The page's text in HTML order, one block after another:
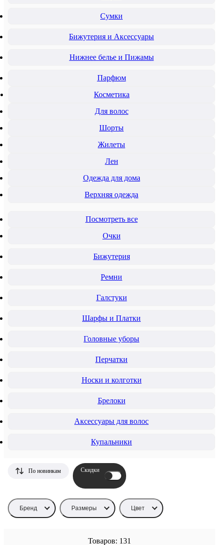
Сумки
Бижутерия и Аксессуары
Нижнее белье и Пижамы
Парфюм
Косметика
Для волос
Шорты
Жилеты
Лен
Одежда для дома
Верхняя одежда
Посмотреть все
Очки
Бижутерия
Ремни
Галстуки
Шарфы и Платки
Головные уборы
Перчатки
Носки и колготки
Брелоки
Аксессуары для волос
Купальники
Бренд Размеры Цвет
Товаров: 131
По новинкам Скидки